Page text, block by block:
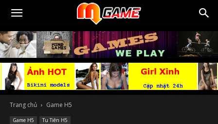
Trang chủ Game H5
Game H5 Tu Tiên H5